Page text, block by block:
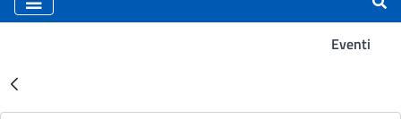
Eventi
Risultati della Ricerca -